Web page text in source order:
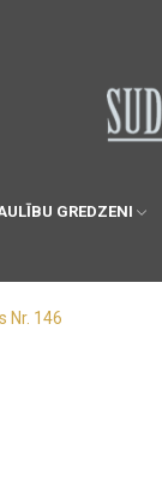
GREDZENI
Nr. 146